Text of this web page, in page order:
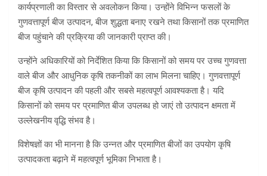
कार्यप्रणाली का विस्तार से अवलोकन किया। उन्होंने विभिन्न फसलों के
गुणवत्तापूर्ण बीज उत्पादन, बीज शुद्धता बनाए रखने तथा किसानों तक प्रमाणित
बीज पहुंचाने की प्रक्रिया की जानकारी प्राप्त की।
उन्होंने अधिकारियों को निर्देशित किया कि किसानों को समय पर उच्च गुणवत्ता
वाले बीज और आधुनिक कृषि तकनीकों का लाभ मिलना चाहिए। गुणवत्तापूर्ण
बीज कृषि उत्पादन की पहली और सबसे महत्वपूर्ण आवश्यकता है। यदि
किसानों को समय पर प्रमाणित बीज उपलब्ध हो जाएं तो उत्पादन क्षमता में
उल्लेखनीय वृद्धि संभव है।
विशेषज्ञों का भी मानना है कि उन्नत और प्रमाणित बीजों का उपयोग कृषि
उत्पादकता बढ़ाने में महत्वपूर्ण भूमिका निभाता है।